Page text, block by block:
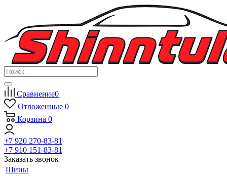
Сравнение0
Отложенные 0
Корзина 0
+7 920 270-83-81
+7 910 151-83-81
Заказать звонок
Шины